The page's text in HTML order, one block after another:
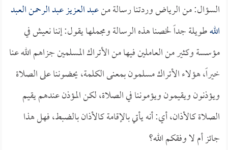
السؤال: من الرياض وردتنا رسالة منعبد العزيز عبد الرحمن العبد
اللهطويلة جداً لخصنا هذه الرسالة ومجملها يقول: إننا نعيش في
مؤسسة وكثير من العاملين فيها من الأتراك المسلمين جزاهم الله عنا
خيراً، هؤلاء الأتراك مسلمون بمعنى الكلمة، يحضوننا على الصلاة
ويؤذنون ويقيمون ويؤموننا في الصلاة، لكن المؤذن عندهم يقيم
الصلاة كالأذان، أي: أنه يأتي بالإقامة كالأذان بالضبط، فهل هذا
جائز أم لا وفقكم الله؟